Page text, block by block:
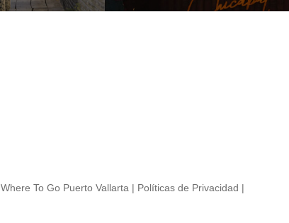
Where To Go Puerto Vallarta | Políticas de Privacidad |